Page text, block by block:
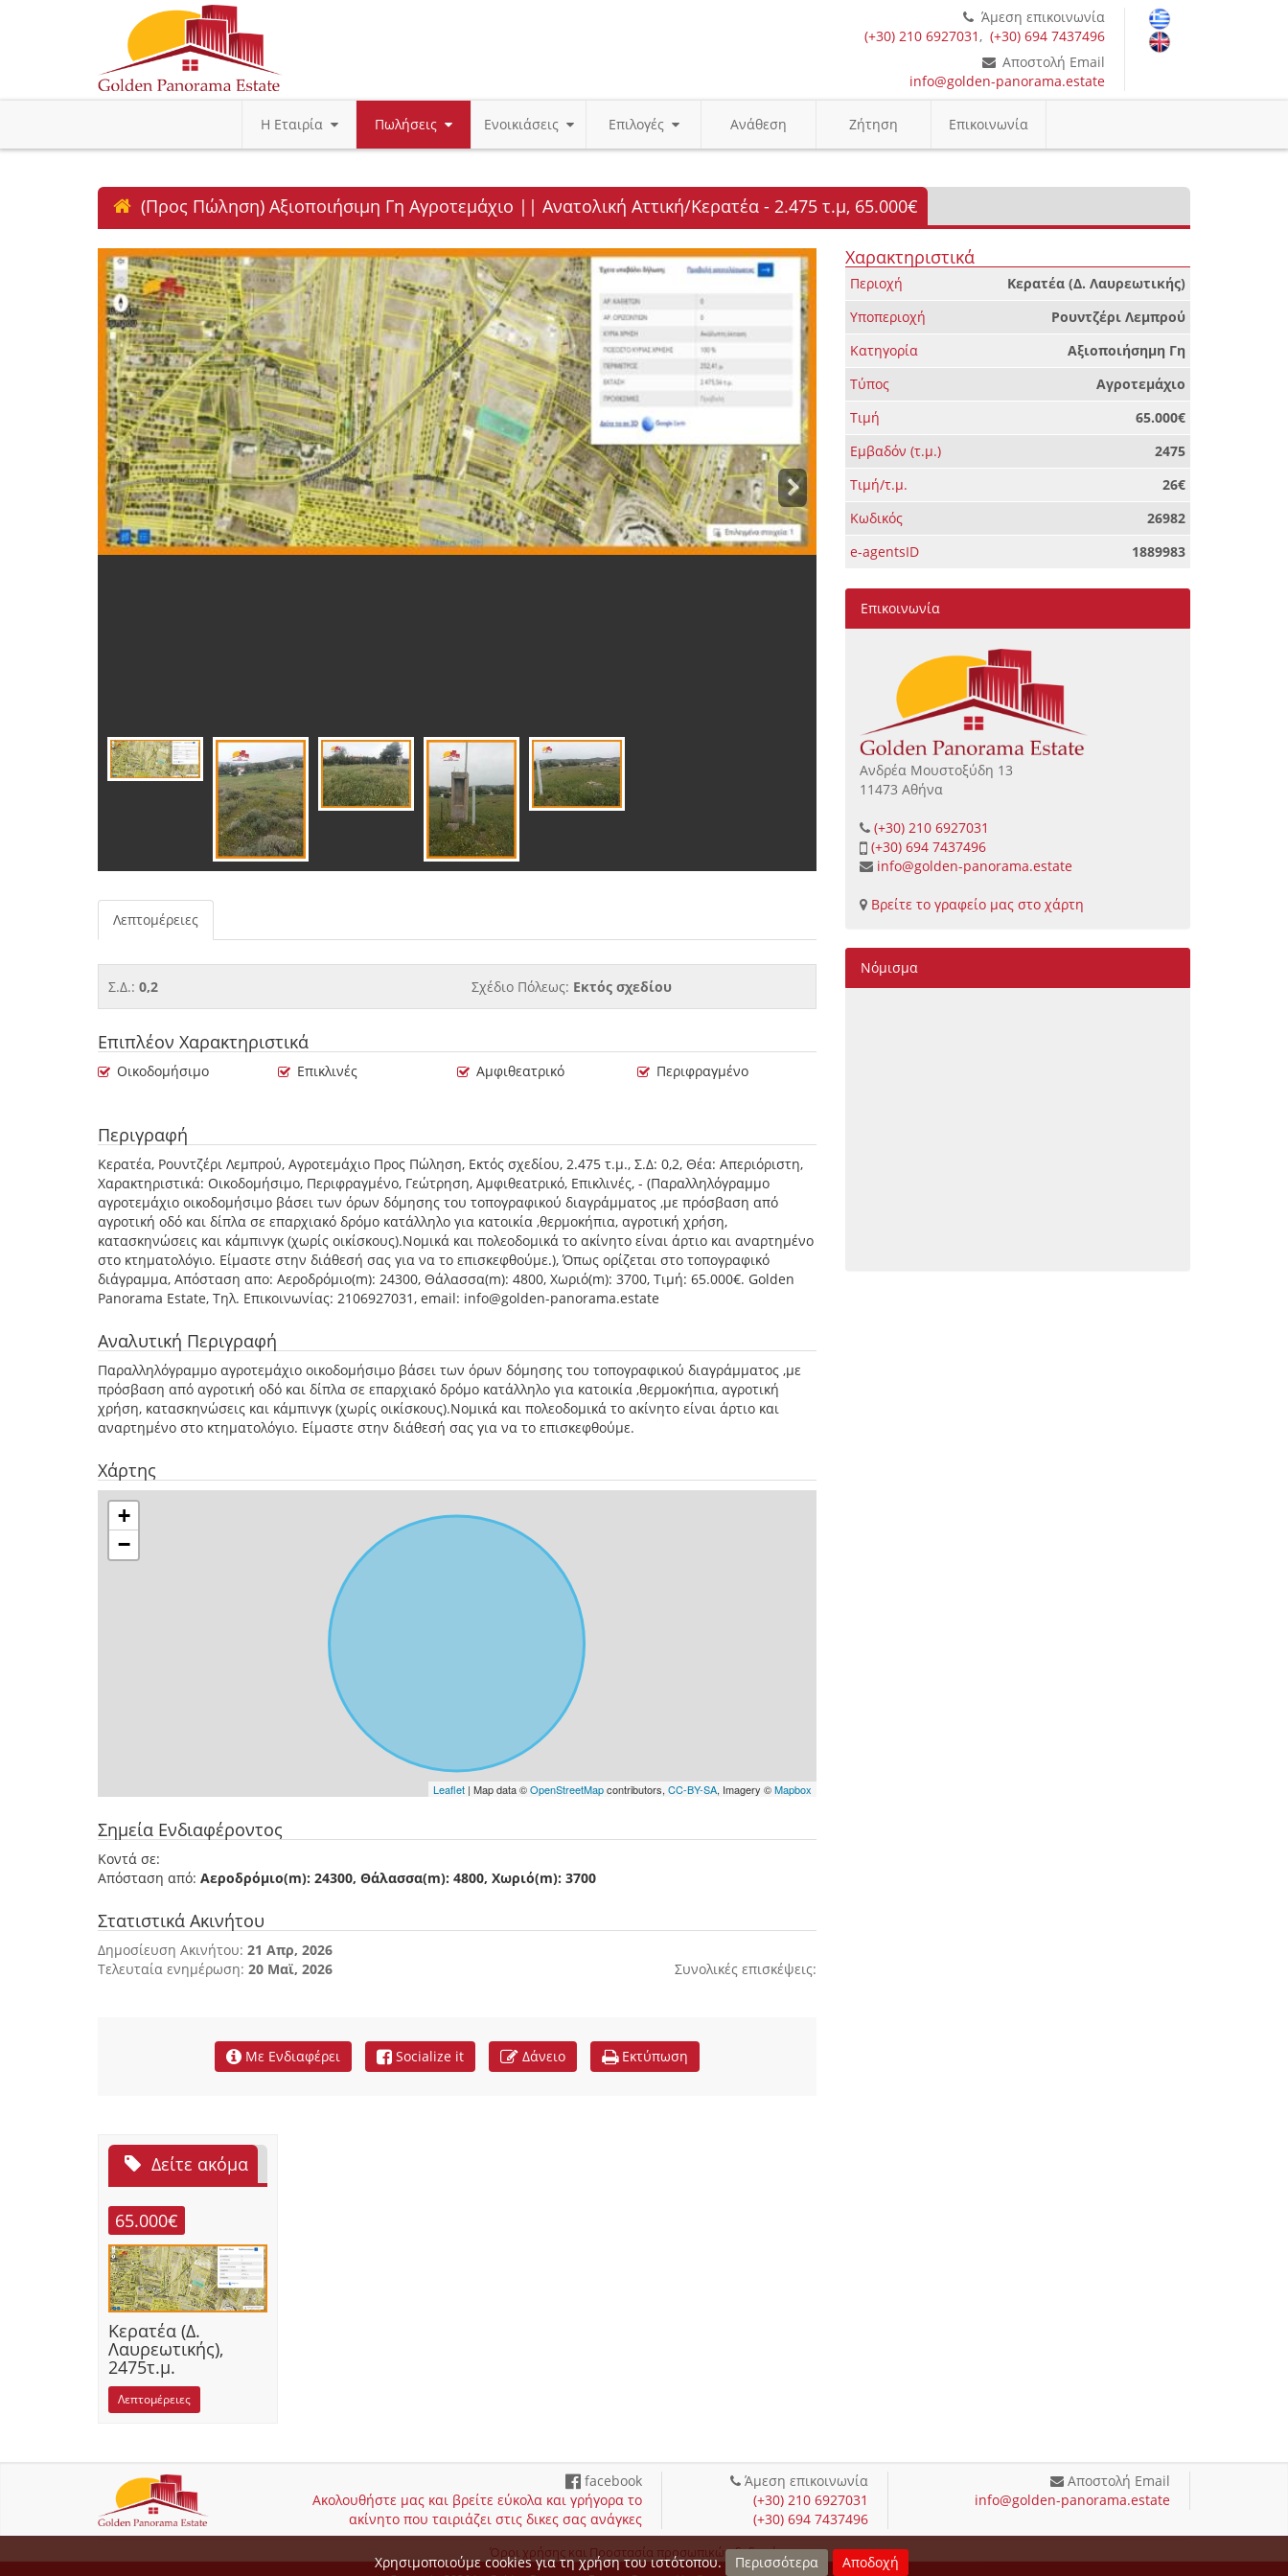
Χρησιμοποιούμε cookies για τη χρήση του ιστότοπου. Περισσότερα Αποδοχή
Άμεση επικοινωνία
(+30) 210 6927031, (+30) 694 7437496
Αποστολή Email
info@golden-panorama.estate
Η Εταιρία Πωλήσεις Ενοικιάσεις Επιλογές Ανάθεση Ζήτηση Επικοινωνία
(Προς Πώληση) Αξιοποιήσιμη Γη Αγροτεμάχιο || Ανατολική Αττική/Κερατέα - 2.475 τ.μ, 65.000€
Λεπτομέρειες
Σ.Δ.: 0,2 Σχέδιο Πόλεως: Εκτός σχεδίου
Επιπλέον Χαρακτηριστικά
Οικοδομήσιμο Επικλινές Αμφιθεατρικό Περιφραγμένο
Περιγραφή
Κερατέα, Ρουντζέρι Λεμπρού, Αγροτεμάχιο Προς Πώληση, Εκτός σχεδίου, 2.475 τ.μ., Σ.Δ: 0,2, Θέα: Απεριόριστη,
Χαρακτηριστικά: Οικοδομήσιμο, Περιφραγμένο, Γεώτρηση, Αμφιθεατρικό, Επικλινές, - (Παραλληλόγραμμο
αγροτεμάχιο οικοδομήσιμο βάσει των όρων δόμησης του τοπογραφικού διαγράμματος ,με πρόσβαση από
αγροτική οδό και δίπλα σε επαρχιακό δρόμο κατάλληλο για κατοικία ,θερμοκήπια, αγροτική χρήση,
κατασκηνώσεις και κάμπινγκ (χωρίς οικίσκους).Νομικά και πολεοδομικά το ακίνητο είναι άρτιο και αναρτημένο
στο κτηματολόγιο. Είμαστε στην διάθεσή σας για να το επισκεφθούμε.), Όπως ορίζεται στο τοπογραφικό
διάγραμμα, Απόσταση απο: Αεροδρόμιο(m): 24300, Θάλασσα(m): 4800, Χωριό(m): 3700, Τιμή: 65.000€. Golden
Panorama Estate, Τηλ. Επικοινωνίας: 2106927031, email: info@golden-panorama.estate
Αναλυτική Περιγραφή
Παραλληλόγραμμο αγροτεμάχιο οικοδομήσιμο βάσει των όρων δόμησης του τοπογραφικού διαγράμματος ,με
πρόσβαση από αγροτική οδό και δίπλα σε επαρχιακό δρόμο κατάλληλο για κατοικία ,θερμοκήπια, αγροτική
χρήση, κατασκηνώσεις και κάμπινγκ (χωρίς οικίσκους).Νομικά και πολεοδομικά το ακίνητο είναι άρτιο και
αναρτημένο στο κτηματολόγιο. Είμαστε στην διάθεσή σας για να το επισκεφθούμε.
Χάρτης
+
−
Leaflet | Map data ©OpenStreetMapcontributors, CC-BY-SA, Imagery ©Mapbox
Σημεία Ενδιαφέροντος
Κοντά σε:
Απόσταση από: Αεροδρόμιο(m): 24300, Θάλασσα(m): 4800, Χωριό(m): 3700
Στατιστικά Ακινήτου
Δημοσίευση Ακινήτου: 21 Απρ, 2026
Τελευταία ενημέρωση: 20 Μαϊ, 2026 Συνολικές επισκέψεις:
Με Ενδιαφέρει Socialize it Δάνειο Εκτύπωση
Δείτε ακόμα
65.000€
Κερατέα (Δ.
Λαυρεωτικής),
2475τ.μ.
Λεπτομέρειες
Χαρακτηριστικά
Περιοχή
Κερατέα (Δ. Λαυρεωτικής)
Υποπεριοχή
Ρουντζέρι Λεμπρού
Κατηγορία
Αξιοποιήσημη Γη
Τύπος
Αγροτεμάχιο
Τιμή
65.000€
Εμβαδόν (τ.μ.)
2475
Τιμή/τ.μ.
26€
Κωδικός
26982
e-agentsID
1889983
Επικοινωνία
Ανδρέα Μουστοξύδη 13
11473 Αθήνα
(+30) 210 6927031
(+30) 694 7437496
info@golden-panorama.estate
Βρείτε το γραφείο μας στο χάρτη
Νόμισμα
facebook
Ακολουθήστε μας και βρείτε εύκολα και γρήγορα το
ακίνητο που ταιριάζει στις δικες σας ανάγκες
Άμεση επικοινωνία
(+30) 210 6927031
(+30) 694 7437496
Αποστολή Email
info@golden-panorama.estate
Όροι χρήσης και Προστασία προσωπικών δεδομένων